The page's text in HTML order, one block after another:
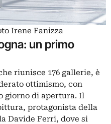
Irene Fanizza
un primo
riunisce 176 gallerie, è
ottimismo, con
giorno di apertura. Il
protagonista della
Davide Ferri, dove si